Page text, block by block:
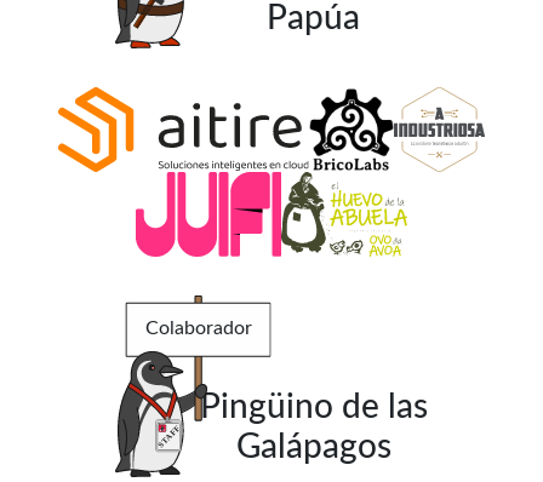
Papúa
Colaborador
Pingüino de las
Galápagos